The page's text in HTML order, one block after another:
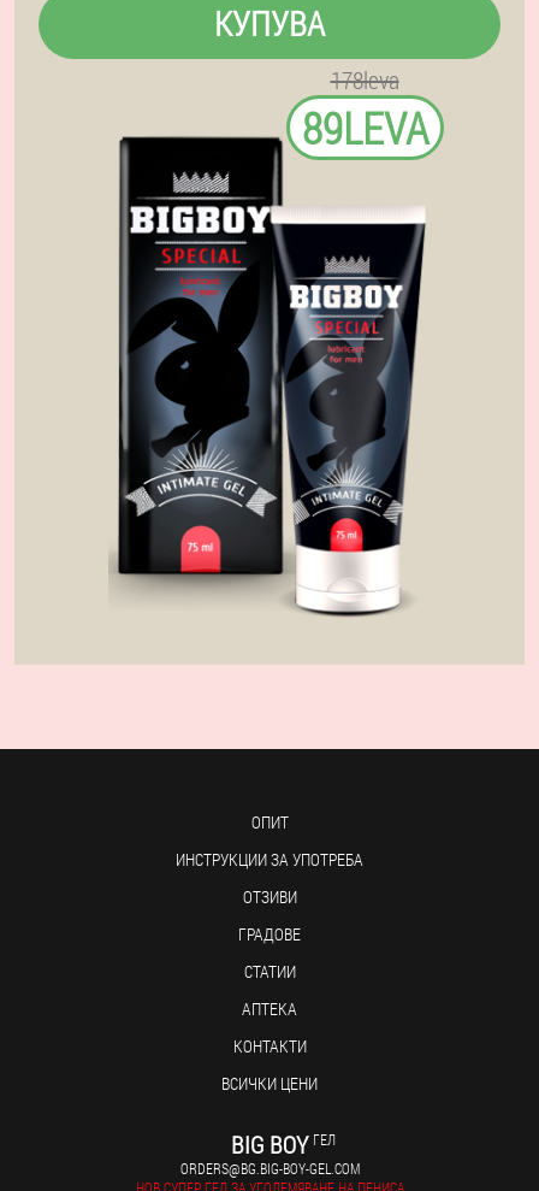
КУПУВА
178leva
89LEVA
ОПИТ
ИНСТРУКЦИИ ЗА УПОТРЕБА
ОТЗИВИ
ГРАДОВЕ
СТАТИИ
АПТЕКА
КОНТАКТИ
ВСИЧКИ ЦЕНИ
BIG BOY ГЕЛ
ORDERS@BG.BIG-BOY-GEL.COM